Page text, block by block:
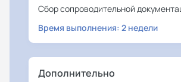
Сбор сопроводительной
Время выполнения: 2 недели
Дополнительно